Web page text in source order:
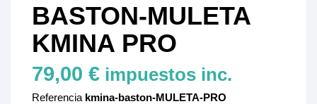
BASTON-MULETA
KMINA PRO
79,00 € impuestos inc.
Referencia kmina-baston-MULETA-PRO